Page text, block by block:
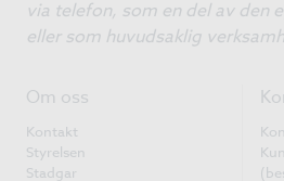
via telefon, som en del av den
eller som huvudsaklig
Om oss
Kontakt
Styrelsen
Stadgar